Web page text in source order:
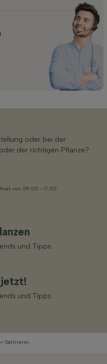
oder bei der
der richtigen Pflanze?
von 09:00 - 17:00
und Tipps.
und Tipps.
Gärtnerei